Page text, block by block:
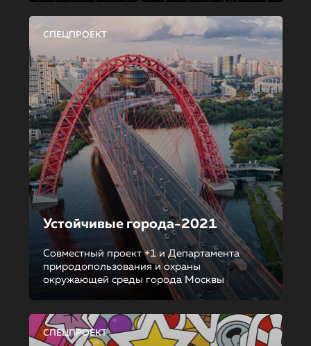
СПЕЦПРОЕКТ
Устойчивые города-2021
Совместный проект +1 и Департамента
природопользования и охраны
окружающей среды города Москвы
СПЕЦПРОЕКТ